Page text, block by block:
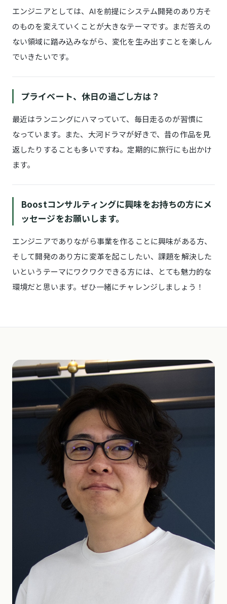
エンジニアとしては、AIを前提にシステム開発のあり方そ
のものを変えていくことが大きなテーマです。まだ答えの
ない領域に踏み込みながら、変化を生み出すことを楽しん
でいきたいです。
プライベート、休日の過ごし方は？
最近はランニングにハマっていて、毎日走るのが習慣に
なっています。また、大河ドラマが好きで、昔の作品を見
返したりすることも多いですね。定期的に旅行にも出かけ
ます。
Boostコンサルティングに興味をお持ちの方にメ
ッセージをお願いします。
エンジニアでありながら事業を作ることに興味がある方、
そして開発のあり方に変革を起こしたい、課題を解決した
いというテーマにワクワクできる方には、とても魅力的な
環境だと思います。ぜひ一緒にチャレンジしましょう！